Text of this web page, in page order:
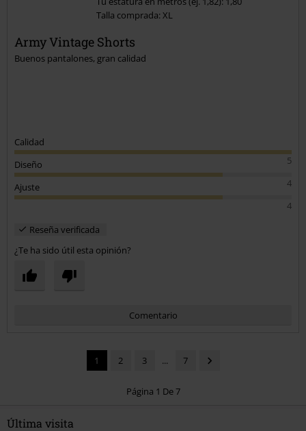
Talla comprada: XL
Army Vintage Shorts
Buenos pantalones, gran calidad
Calidad
5
Diseño
4
Ajuste
4
Reseña verificada
¿Te ha sido útil esta opinión?
Comentario
1 2 3 ... 7
Página 1 De 7
Última visita